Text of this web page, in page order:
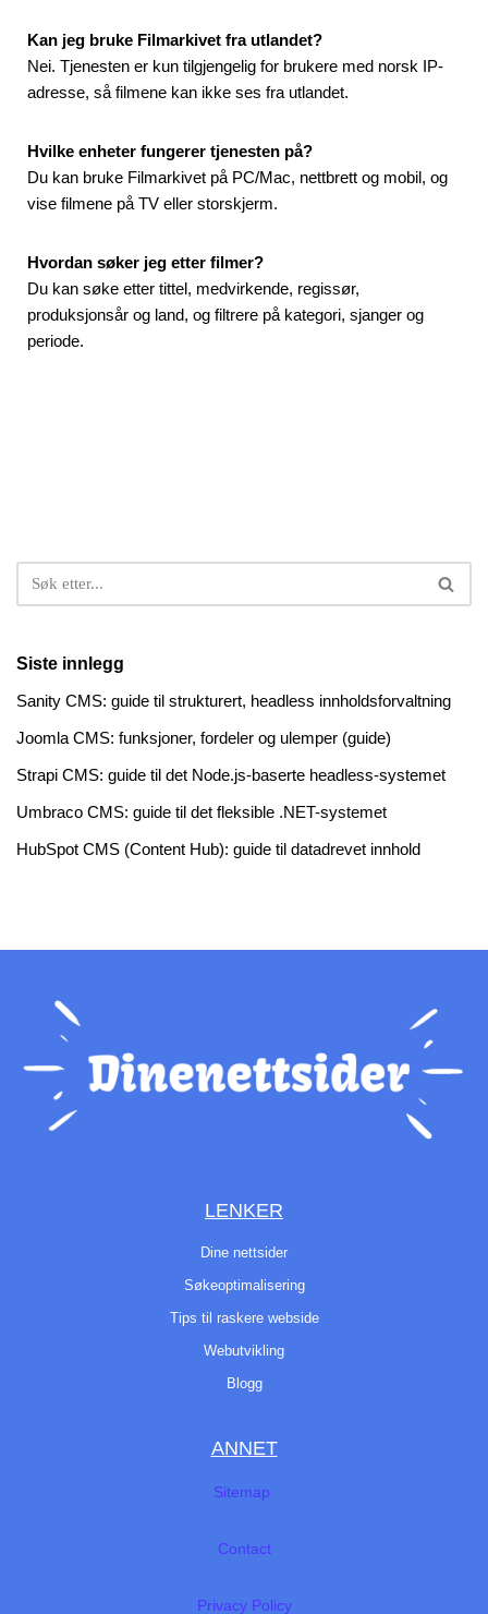
Kan jeg bruke Filmarkivet fra utlandet?
Nei. Tjenesten er kun tilgjengelig for brukere med norsk IP-
adresse, så filmene kan ikke ses fra utlandet.
Hvilke enheter fungerer tjenesten på?
Du kan bruke Filmarkivet på PC/Mac, nettbrett og mobil, og
vise filmene på TV eller storskjerm.
Hvordan søker jeg etter filmer?
Du kan søke etter tittel, medvirkende, regissør,
produksjonsår og land, og filtrere på kategori, sjanger og
periode.
Siste innlegg
Sanity CMS: guide til strukturert, headless innholdsforvaltning
Joomla CMS: funksjoner, fordeler og ulemper (guide)
Strapi CMS: guide til det Node.js-baserte headless-systemet
Umbraco CMS: guide til det fleksible .NET-systemet
HubSpot CMS (Content Hub): guide til datadrevet innhold
LENKER
Dine nettsider
Søkeoptimalisering
Tips til raskere webside
Webutvikling
Blogg
ANNET
Sitemap
Contact
Privacy Policy